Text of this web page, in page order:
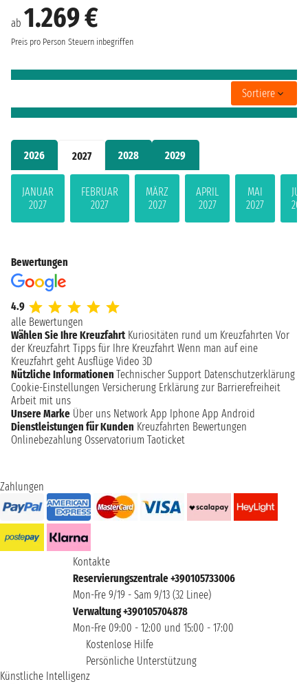
2026 2027 2028 2029
JANUAR
2027
FEBRUAR
2027
MÄRZ
2027
APRIL
2027
MAI
2027
ab 1.269 €
Preis pro Person Steuern inbegriffen
Sortiere
Bewertungen
4.9
alle Bewertungen
Wählen Sie Ihre Kreuzfahrt Kuriositäten rund um Kreuzfahrten Vor
der Kreuzfahrt Tipps für Ihre Kreuzfahrt Wenn man auf eine
Kreuzfahrt geht Ausflüge Video 3D
Nützliche Informationen Technischer Support Datenschutzerklärung
Cookie-Einstellungen Versicherung Erklärung zur Barrierefreiheit
Arbeit mit uns
Unsere Marke Über uns Network App Iphone App Android
Dienstleistungen für Kunden Kreuzfahrten Bewertungen
Onlinebezahlung Osservatorium Taoticket
Zahlungen
Kontakte
Reservierungszentrale +390105733006
Mon-Fre 9/19 - Sam 9/13 (32 Linee)
Verwaltung +390105704878
Mon-Fre 09:00 - 12:00 und 15:00 - 17:00
Kostenlose Hilfe
Persönliche Unterstützung
Künstliche Intelligenz